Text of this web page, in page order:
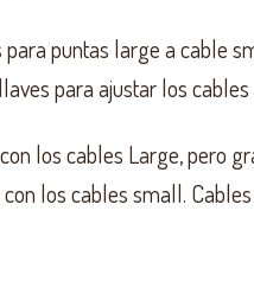
para puntas large a cable
para ajustar los cables
los cables Large, pero
los cables small.